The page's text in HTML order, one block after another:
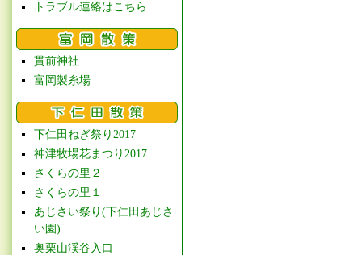
トラブル連絡はこちら
貫前神社
富岡製糸場
下仁田ねぎ祭り2017
神津牧場花まつり2017
さくらの里２
さくらの里１
あじさい祭り(下仁田あじさ
い園)
奥栗山渓谷入口